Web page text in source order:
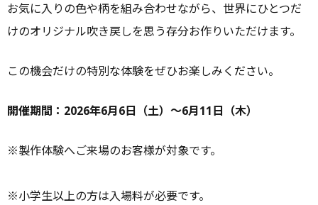
お気に入りの色や柄を組み合わせながら、世界にひとつだ
けのオリジナル吹き戻しを思う存分お作りいただけます。
この機会だけの特別な体験をぜひお楽しみください。
開催期間：2026年6月6日（土）～6月11日（木）
※製作体験へご来場のお客様が対象です。
※小学生以上の方は入場料が必要です。